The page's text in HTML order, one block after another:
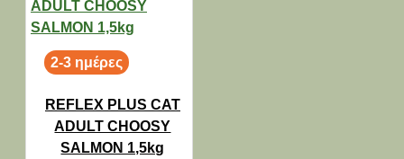
2-3 ημέρες
REFLEX PLUS CAT
ADULT CHOOSY
SALMON 1,5kg